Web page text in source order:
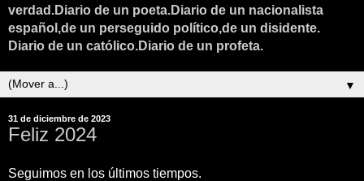
verdad.Diario de un poeta.Diario de un nacionalista
español,de un perseguido político,de un disidente.
Diario de un católico.Diario de un profeta.
▼
31 de diciembre de 2023
Feliz 2024
Seguimos en los últimos tiempos.